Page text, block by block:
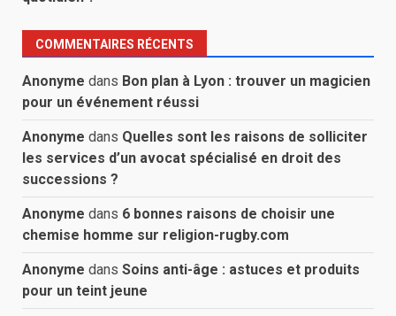
COMMENTAIRES RÉCENTS
Anonyme dans Bon plan à Lyon : trouver un magicien
pour un événement réussi
Anonyme dans Quelles sont les raisons de solliciter
les services d’un avocat spécialisé en droit des
successions ?
Anonyme dans 6 bonnes raisons de choisir une
chemise homme sur religion-rugby.com
Anonyme dans Soins anti-âge : astuces et produits
pour un teint jeune